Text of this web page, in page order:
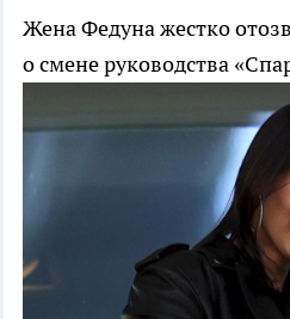
Жена Федуна жестко
о смене руководства